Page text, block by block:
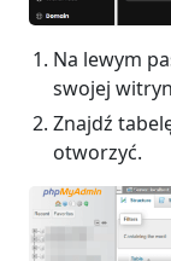
Na lewym
swojej
Znajdź
otworzyć.